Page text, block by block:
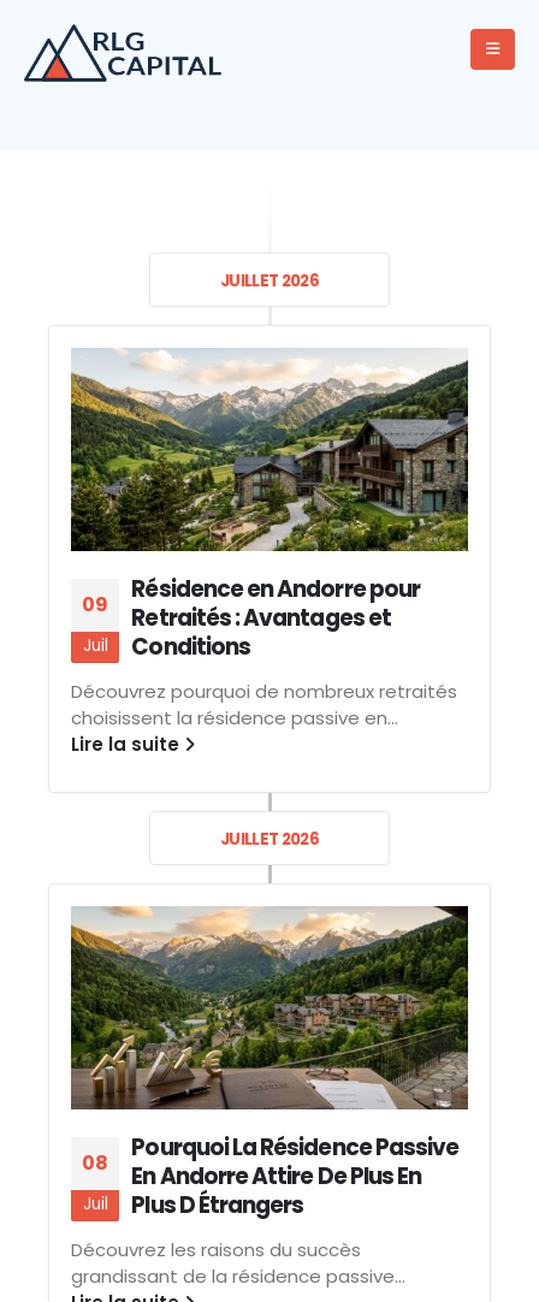
JUILLET 2026
09
Juil
Résidence en Andorre pour
Retraités : Avantages et
Conditions
Découvrez pourquoi de nombreux retraités
choisissent la résidence passive en...
Lire la suite
JUILLET 2026
08
Juil
Pourquoi La Résidence Passive
En Andorre Attire De Plus En
Plus D Étrangers
Découvrez les raisons du succès
grandissant de la résidence passive...